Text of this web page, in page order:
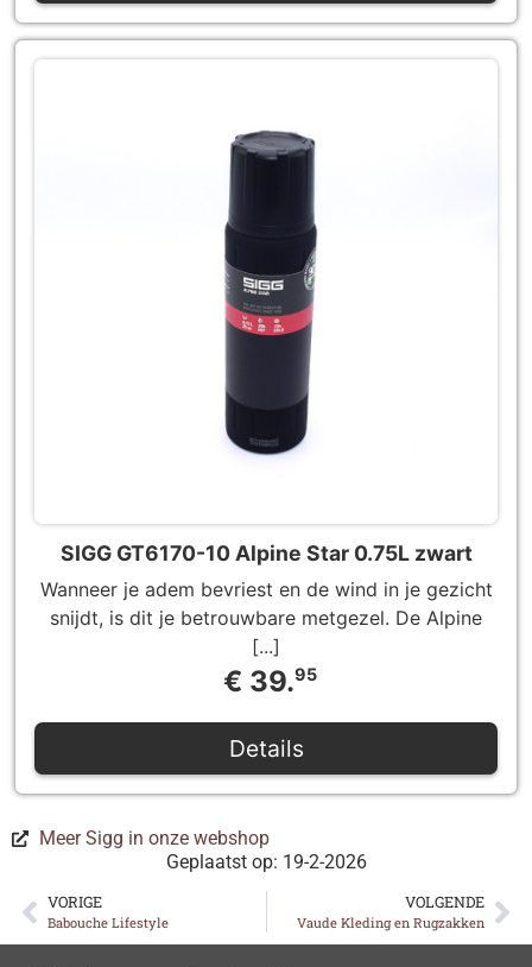
SIGG GT6170-10 Alpine Star 0.75L zwart
Wanneer je adem bevriest en de wind in je gezicht
snijdt, is dit je betrouwbare metgezel. De Alpine
[...]
€ 39.95
Details
Meer Sigg in onze webshop
Geplaatst op: 19-2-2026
VORIGE
Babouche Lifestyle
VOLGENDE
Vaude Kleding en Rugzakken